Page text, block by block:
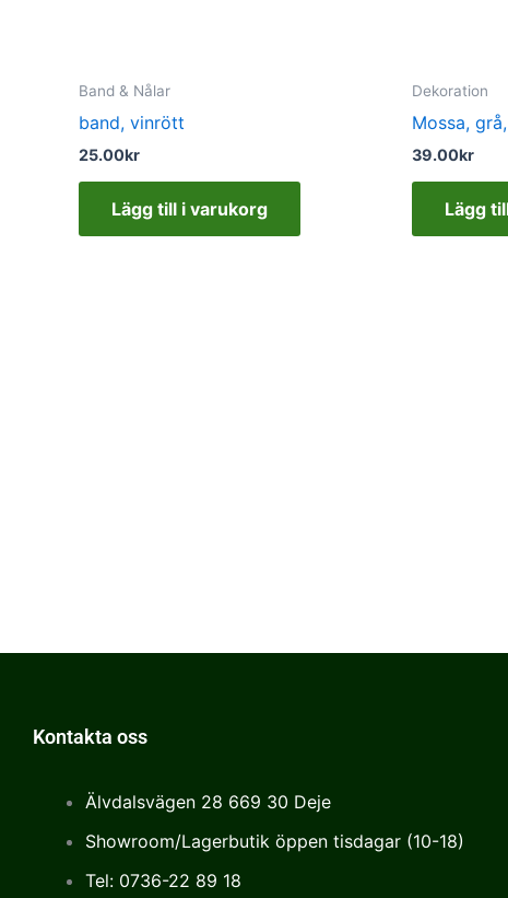
Band & Nålar
band, vinrött
25.00kr
Lägg till i varukorg
Dekoration
Mossa,
39.00kr
Lägg
Kontakta oss
Älvdalsvägen 28 669 30 Deje
Showroom/Lagerbutik öppen tisdagar (10-18)
Tel: 0736-22 89 18